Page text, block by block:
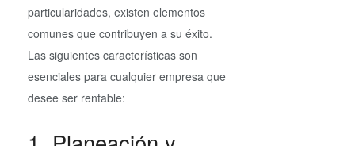
particularidades, existen elementos
comunes que contribuyen a su éxito.
Las siguientes características son
esenciales para cualquier empresa que
desee ser rentable: